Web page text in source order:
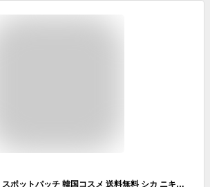
VT シカパッチ CICA スポットパッチ 韓国コスメ 送料無料 シカ ニキビケア ハイドロコロイド 防水 密着 肌荒れ 肌トラブル 目立たない パッチ 部分用 パック 隠し シール 送料無料